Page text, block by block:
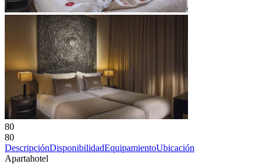
80
80
DescripciónDisponibilidadEquipamientoUbicación
Apartahotel